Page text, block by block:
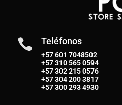
 Teléfonos
+57 601 7048502
+57310 565 0594
+57302 215 0576
+57304 200 3817
+57300 293 4930